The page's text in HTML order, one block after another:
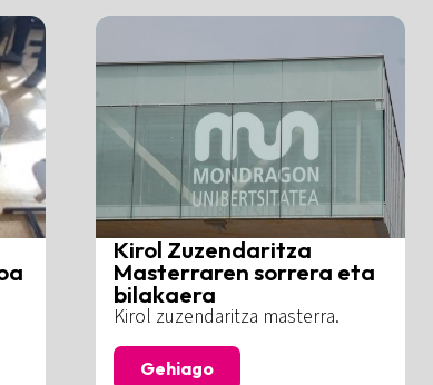
Kirol Zuzendaritza
Masterraren sorrera eta
bilakaera
Kirol zuzendaritza masterra.
Gehiago